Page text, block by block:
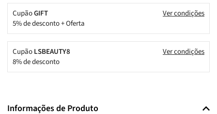
CupãoGIFT
5% de desconto + Oferta
Ver condições
CupãoLSBEAUTY8
8% de desconto
Ver condições
Informações de Produto